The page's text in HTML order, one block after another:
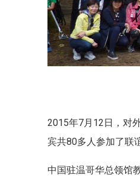
2015年7月12日，对
宾共80多人参加了联
中国驻温哥华总领馆